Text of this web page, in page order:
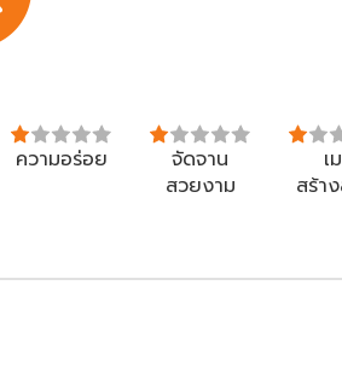
ความอร่อย
จัดจาน
สวยงาม
เ
สร้า